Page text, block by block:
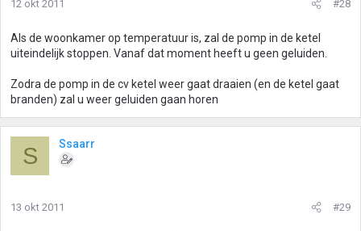
12 okt 2011 #28
Als de woonkamer op temperatuur is, zal de pomp in de ketel
uiteindelijk stoppen. Vanaf dat moment heeft u geen geluiden.
Zodra de pomp in de cv ketel weer gaat draaien (en de ketel gaat
branden) zal u weer geluiden gaan horen
S Ssaarr
13 okt 2011 #29